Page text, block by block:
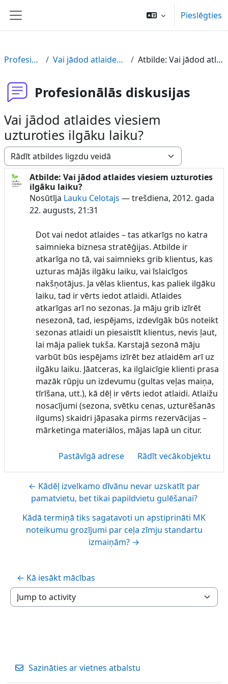
Sānu panelis
Pieslēgties
Profesionālās diskusijas Vai jādod atlaides viesiem uzturoties ilgāku laiku? Atbilde: Vai jādod atlaides viesiem uzturoties ilgāku laiku?
Profesionālās diskusijas
Vai jādod atlaides viesiem
uzturoties ilgāku laiku?
Rādīšanas režīms
Atbilde: Vai jādod atlaides viesiem uzturoties
ilgāku laiku?
Nosūtīja Lauku Celotajs —trešdiena, 2012. gada
22. augusts, 21:31
Atbilžu skaits: 0
Dot vai nedot atlaides – tas atkarīgs no katra
saimnieka biznesa stratēģijas. Atbilde ir
atkarīga no tā, vai saimnieks grib klientus, kas
uzturas mājās ilgāku laiku, vai īslaicīgos
nakšņotājus. Ja vēlas klientus, kas paliek ilgāku
laiku, tad ir vērts iedot atlaidi. Atlaides
atkarīgas arī no sezonas. Ja māju grib izīrēt
nesezonā, tad, iespējams, izdevīgāk būs noteikt
sezonas atlaidi un piesaistīt klientus, nevis ļaut,
lai māja paliek tukša. Karstajā sezonā māju
varbūt būs iespējams izīrēt bez atlaidēm arī uz
ilgāku laiku. Jāatceras, ka ilglaicīgie klienti prasa
mazāk rūpju un izdevumu (gultas veļas maiņa,
tīrīšana, utt.), kā dēļ ir vērts iedot atlaidi. Atlaižu
nosacījumi (sezona, svētku cenas, uzturēšanās
ilgums) skaidri jāpasaka pirms rezervācijas –
mārketinga materiālos, mājas lapā un citur.
Pastāvīgā adrese Rādīt vecākobjektu
← Kādēļ izvelkamo dīvānu nevar uzskatīt par
pamatvietu, bet tikai papildvietu gulēšanai?
Kādā termiņā tiks sagatavoti un apstiprināti MK
noteikumu grozījumi par ceļa zīmju standartu
izmaiņām? →
← Kā iesākt mācības
Jump to activity
Sazināties ar vietnes atbalstu